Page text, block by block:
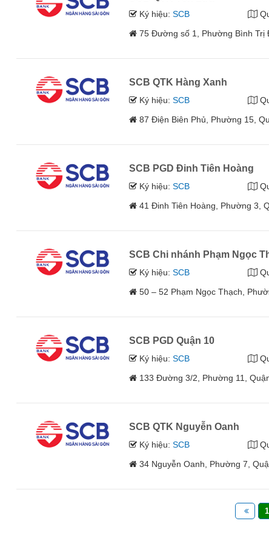
Ký hiệu:SCB
75 Đường số 1, Phường Bình Trị
SCB QTK Hàng Xanh
Ký hiệu:SCB
87 Điện Biên Phủ, Phường 15,
SCB PGD Đinh Tiên Hoàng
Ký hiệu:SCB
41 Đinh Tiên Hoàng, Phường 3,
SCB Chi nhánh Phạm Ngọc
Ký hiệu:SCB
50 – 52 Phạm Ngọc Thạch,
SCB PGD Quận 10
Ký hiệu:SCB
133 Đường 3/2, Phường 11,
SCB QTK Nguyễn Oanh
Ký hiệu:SCB
34 Nguyễn Oanh, Phường 7,
1